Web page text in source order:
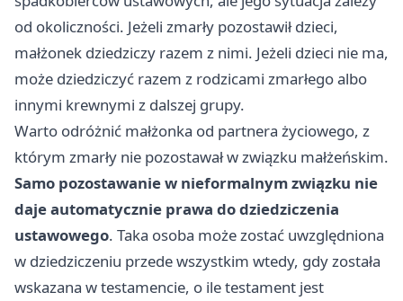
od okoliczności. Jeżeli zmarły pozostawił dzieci,
małżonek dziedziczy razem z nimi. Jeżeli dzieci nie ma,
może dziedziczyć razem z rodzicami zmarłego albo
innymi krewnymi z dalszej grupy.
Warto odróżnić małżonka od partnera życiowego, z
którym zmarły nie pozostawał w związku małżeńskim.
Samo pozostawanie w nieformalnym związku nie
daje automatycznie prawa do dziedziczenia
ustawowego. Taka osoba może zostać uwzględniona
w dziedziczeniu przede wszystkim wtedy, gdy została
wskazana w testamencie, o ile testament jest